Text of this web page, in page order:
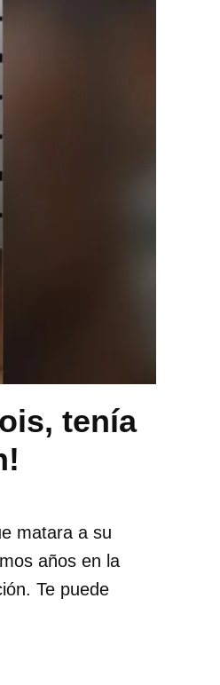
tenía
matara a su
años en la
Te puede